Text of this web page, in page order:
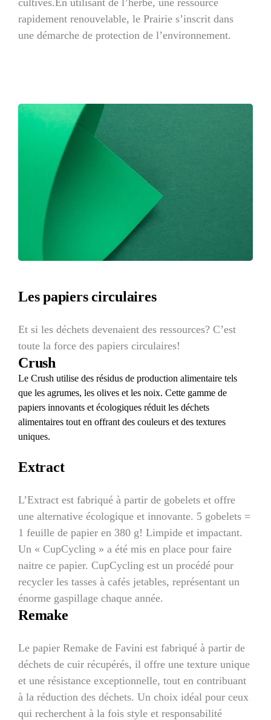
cultivés.En utilisant de l’herbe, une ressource
rapidement renouvelable, le Prairie s’inscrit dans
une démarche de protection de l’environnement.
Les papiers circulaires
Et si les déchets devenaient des ressources? C’est
toute la force des papiers circulaires!
Crush
Le Crush utilise des résidus de production alimentaire tels
que les agrumes, les olives et les noix. Cette gamme de
papiers innovants et écologiques réduit les déchets
alimentaires tout en offrant des couleurs et des textures
uniques.
Extract
L’Extract est fabriqué à partir de gobelets et offre
une alternative écologique et innovante. 5 gobelets =
1 feuille de papier en 380 g! Limpide et impactant.
Un « CupCycling » a été mis en place pour faire
naitre ce papier. CupCycling est un procédé pour
recycler les tasses à cafés jetables, représentant un
énorme gaspillage chaque année.
Remake
Le papier Remake de Favini est fabriqué à partir de
déchets de cuir récupérés, il offre une texture unique
et une résistance exceptionnelle, tout en contribuant
à la réduction des déchets. Un choix idéal pour ceux
qui recherchent à la fois style et responsabilité